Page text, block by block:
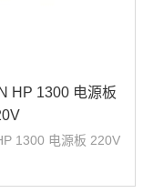
HP 1300 电源板
1300 电源板 220V